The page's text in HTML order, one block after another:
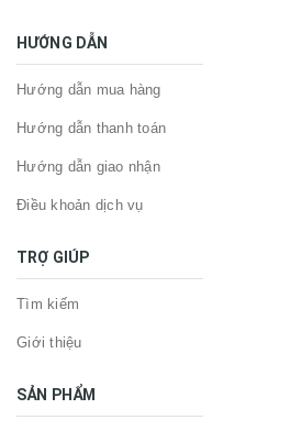
HƯỚNG DẪN
Hướng dẫn mua hàng
Hướng dẫn thanh toán
Hướng dẫn giao nhận
Điều khoản dịch vụ
TRỢ GIÚP
Tìm kiếm
Giới thiệu
SẢN PHẨM